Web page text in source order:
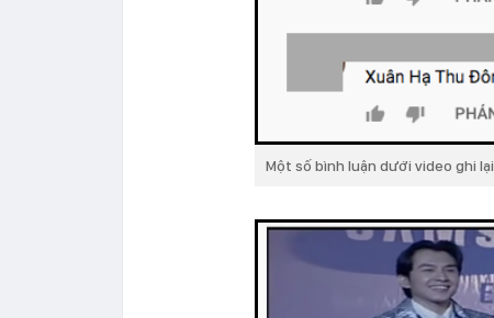
Một số bình luận dưới video ghi